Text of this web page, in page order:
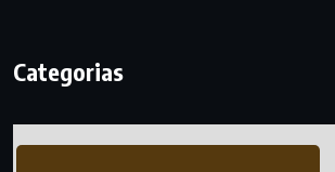
Categorias